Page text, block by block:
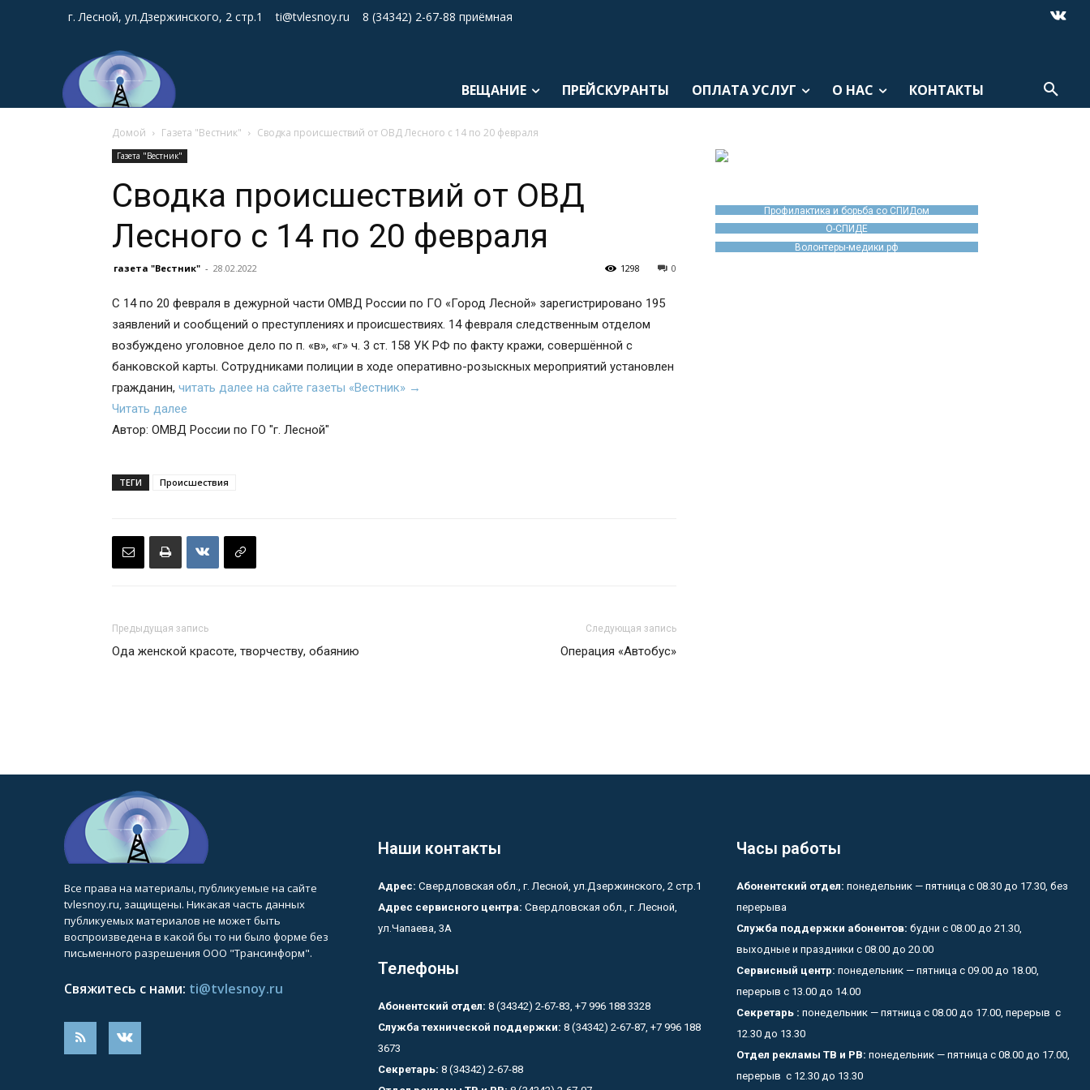
г. Лесной, ул.Дзержинского, 2 стр.1 ti@tvlesnoy.ru 8 (34342) 2-67-88 приёмная
ВЕЩАНИЕ ПРЕЙСКУРАНТЫ ОПЛАТА УСЛУГ О НАС КОНТАКТЫ
Домой Газета "Вестник" Сводка происшествий от ОВД Лесного с 14 по 20 февраля
Газета "Вестник"
Сводка происшествий от ОВД
Лесного с 14 по 20 февраля
газета "Вестник" - 28.02.2022 0
1298
С 14 по 20 февраля в дежурной части ОМВД России по ГО «Город Лесной» зарегистрировано 195
заявлений и сообщений о преступлениях и происшествиях. 14 февраля следственным отделом
возбуждено уголовное дело по п. «в», «г» ч. 3 ст. 158 УК РФ по факту кражи, совершённой с
банковской карты. Сотрудниками полиции в ходе оперативно-розыскных мероприятий установлен
гражданин, читать далее на сайте газеты «Вестник» →
Читать далее
Автор: ОМВД России по ГО "г. Лесной"
ТЕГИ Происшествия
Предыдущая запись
Ода женской красоте, творчеству, обаянию
Следующая запись
Операция «Автобус»
Профилактика и борьба со СПИДом
О-СПИДЕ
Волонтеры-медики.рф
Все права на материалы, публикуемые на сайте
tvlesnoy.ru, защищены. Никакая часть данных
публикуемых материалов не может быть
воспроизведена в какой бы то ни было форме без
письменного разрешения ООО "Трансинформ".
Свяжитесь с нами: ti@tvlesnoy.ru
Наши контакты
Адрес: Свердловская обл., г. Лесной, ул.Дзержинского, 2 стр.1
Адрес сервисного центра: Свердловская обл., г. Лесной,
ул.Чапаева, 3А
Телефоны
Абонентский отдел: 8 (34342) 2-67-83, +7 996 188 3328
Служба технической поддержки: 8 (34342) 2-67-87, +7 996 188
3673
Секретарь: 8 (34342) 2-67-88
Часы работы
Абонентский отдел: понедельник — пятница с 08.30 до 17.30, без
перерыва
Служба поддержки абонентов: будни с 08.00 до 21.30,
выходные и праздники с 08.00 до 20.00
Сервисный центр: понедельник — пятница с 09.00 до 18.00,
перерыв с 13.00 до 14.00
Секретарь : понедельник — пятница с 08.00 до 17.00, перерыв с
12.30 до 13.30
Отдел рекламы ТВ и РВ: понедельник — пятница с 08.00 до 17.00,
перерыв с 12.30 до 13.30